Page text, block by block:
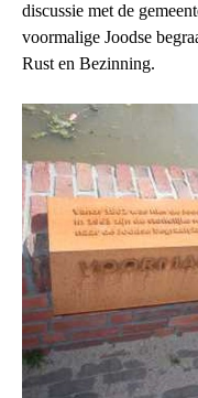
discussie met de
voormalige Joodse
Rust en Bezinning.